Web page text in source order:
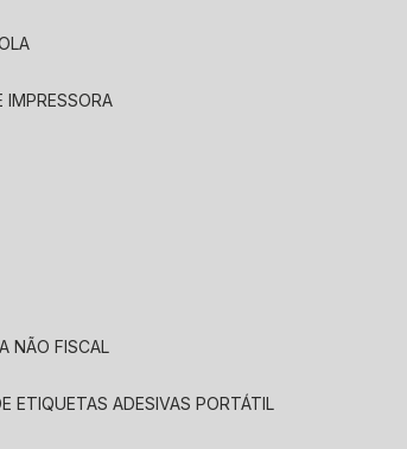
IMPRESSORA
NÃO FISCAL
ETIQUETAS ADESIVAS PORTÁTIL